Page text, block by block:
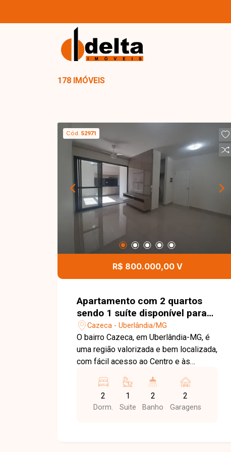
178 IMÓVEIS
Cód. 52971
R$ 800.000,00 V
Apartamento com 2 quartos
sendo 1 suíte disponível para
venda no bairro Cazeca em
Uberlândia-MG
Cazeca - Uberlândia/MG
O bairro Cazeca, em Uberlândia-MG, é
uma região valorizada e bem localizada,
com fácil acesso ao Centro e às
com ampla infraestrutura de comércios,
supermercados, escolas, farmácias e
diversos serviços, oferecendo
2
Dorm.
1
Suite
2
Banho
2
Garagens